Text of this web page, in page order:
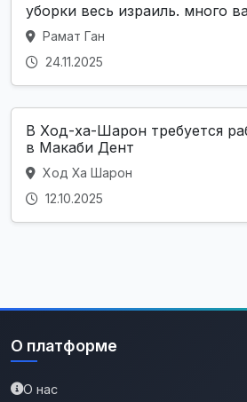
уборки весь израиль. много
Рамат Ган
24.11.2025
В Ход-ха-Шарон требуется
в Макаби Дент
Ход Ха Шарон
12.10.2025
О платформе
О нас